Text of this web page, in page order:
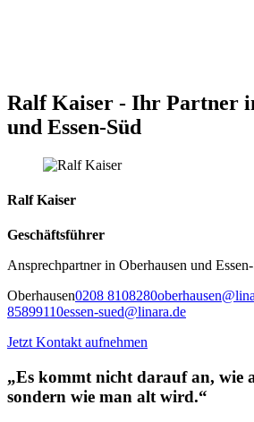
Ralf Kaiser - Ihr Partner
und Essen-Süd
Ralf Kaiser
Geschäftsführer
Ansprechpartner in Oberhausen und
Oberhausen0208 8108280
85899110essen-sued@linara.de
Jetzt Kontakt aufnehmen
„Es kommt nicht darauf an, wie
sondern wie man alt wird.“